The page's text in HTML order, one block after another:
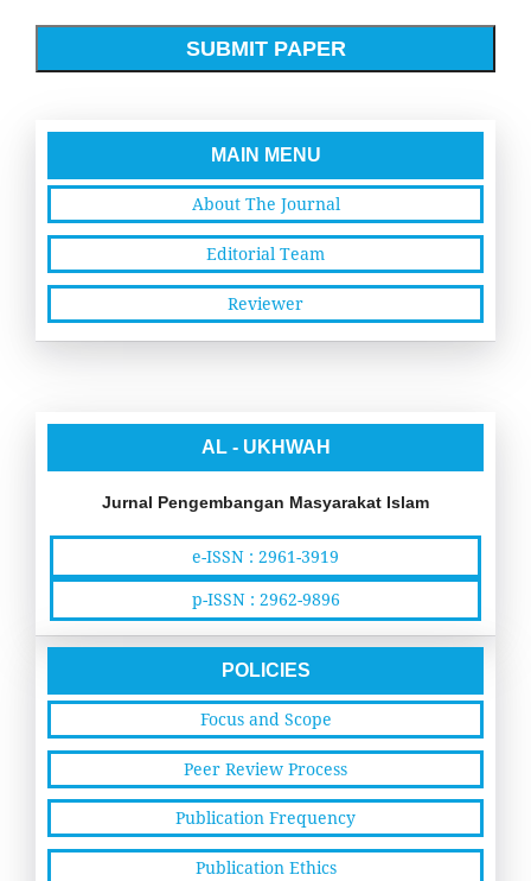
SUBMIT PAPER
MAIN MENU
About The Journal
Editorial Team
Reviewer
AL - UKHWAH
Jurnal Pengembangan Masyarakat Islam
e-ISSN : 2961-3919
p-ISSN : 2962-9896
POLICIES
Focus and Scope
Peer Review Process
Publication Frequency
Publication Ethics